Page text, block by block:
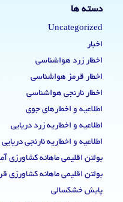
دسته ها
Uncategorized
اخبار
اخطار زرد هواشناسی
اخطار قرمز هواشناسی
اخطار نارنجی هواشناسی
اطلاعیه و اخطارهای جوی
اطلاعیه و اخطاریه زرد دریایی
اطلاعیه و اخطاریه نارنجی دریایی
بولتن اقلیمی ماهانه کشاورزی
بولتن اقلیمی ماهانه کشاورزی
پایش خشکسالی